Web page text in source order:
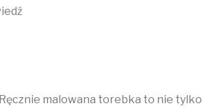
Ręcznie malowana torebka to nie tylko